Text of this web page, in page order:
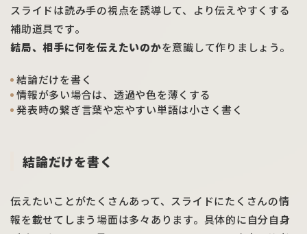
スライドは読み手の視点を誘導して、より伝えやすくする
補助道具です。
結局、相手に何を伝えたいのかを意識して作りましょう。
結論だけを書く
情報が多い場合は、透過や色を薄くする
発表時の繋ぎ言葉や忘やすい単語は小さく書く
結論だけを書く
伝えたいことがたくさんあって、スライドにたくさんの情
報を載せてしまう場面は多々あります。具体的に自分自身